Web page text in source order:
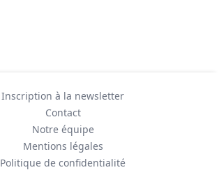
Inscription à la newsletter
Contact
Notre équipe
Mentions légales
Politique de confidentialité